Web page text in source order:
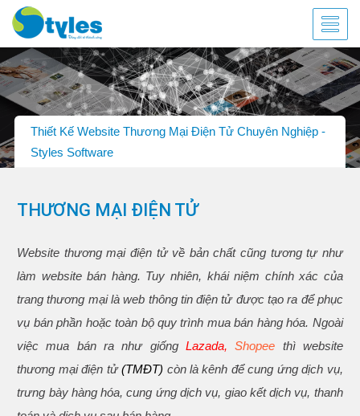
Thiết Kế Website Thương Mại Điện Tử Chuyên Nghiệp -
Styles Software
THƯƠNG MẠI ĐIỆN TỬ
Website thương mại điện tử về bản chất cũng tương tự như
làm website bán hàng. Tuy nhiên, khái niệm chính xác của
trang thương mại là web thông tin điện tử được tạo ra để phục
vụ bán phần hoặc toàn bộ quy trình mua bán hàng hóa. Ngoài
việc mua bán ra như giống Lazada, Shopee thì website
thương mại điện tử(TMĐT) còn là kênh để cung ứng dịch vụ,
trưng bày hàng hóa, cung ứng dịch vụ, giao kết dịch vụ, thanh